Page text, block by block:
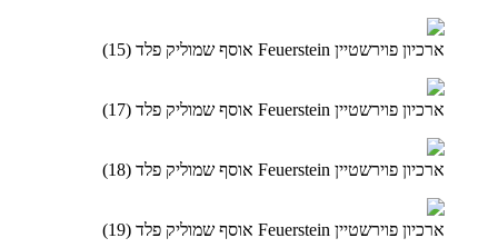
ארכיון פוירשטיין Feuerstein אוסף שמוליק פלד (15)
ארכיון פוירשטיין Feuerstein אוסף שמוליק פלד (17)
ארכיון פוירשטיין Feuerstein אוסף שמוליק פלד (18)
ארכיון פוירשטיין Feuerstein אוסף שמוליק פלד (19)